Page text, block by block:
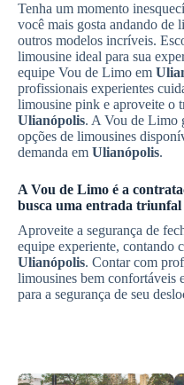
Tenha um momento
você mais gosta andando de
outros modelos incríveis.
limousine ideal para sua
equipe Vou de Limo em
profissionais experientes
limousine pink e aproveite o
Ulianópolis. A Vou de Limo
opções de limousines
demanda em Ulianópolis.
A Vou de Limo é a
busca uma entrada triunfal
Aproveite a segurança de
equipe experiente, contando
Ulianópolis. Contar com
limousines bem confortáveis
para a segurança de seu